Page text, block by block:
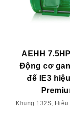
AEHH
Động cơ
đế IE3
Khung 132S,